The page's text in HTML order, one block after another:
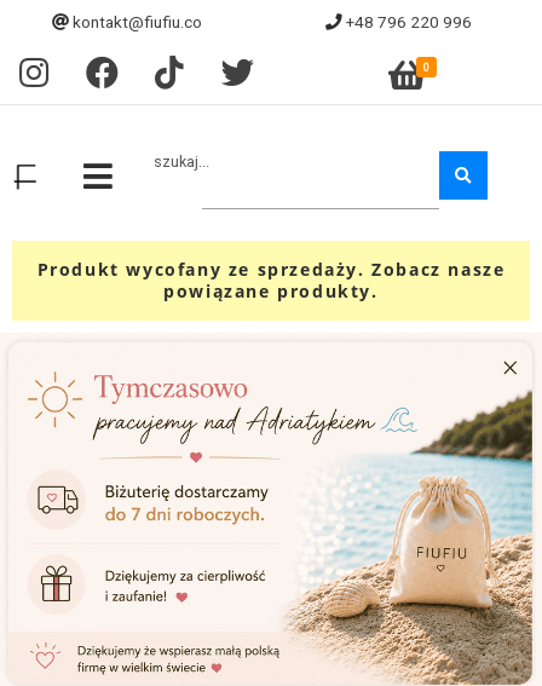
kontakt@fiufiu.co +48 796 220 996
0
szukaj...
Produkt wycofany ze sprzedaży. Zobacz nasze
powiązane produkty.